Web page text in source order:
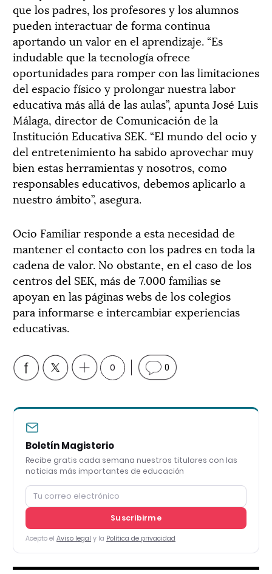
que los padres, los profesores y los alumnos
pueden interactuar de forma continua
aportando un valor en el aprendizaje. “Es
indudable que la tecnología ofrece
oportunidades para romper con las limitaciones
del espacio físico y prolongar nuestra labor
educativa más allá de las aulas”, apunta José Luis
Málaga, director de Comunicación de la
Institución Educativa SEK. “El mundo del ocio y
del entretenimiento ha sabido aprovechar muy
bien estas herramientas y nosotros, como
responsables educativos, debemos aplicarlo a
nuestro ámbito”, asegura.
Ocio Familiar responde a esta necesidad de
mantener el contacto con los padres en toda la
cadena de valor. No obstante, en el caso de los
centros del SEK, más de 7.000 familias se
apoyan en las páginas webs de los colegios
para informarse e intercambiar experiencias
educativas.
0 0
Boletín Magisterio
Recibe gratis cada semana nuestros titulares con las
noticias más importantes de educación
Suscribirme
Acepto el Aviso legal y la Política de privacidad